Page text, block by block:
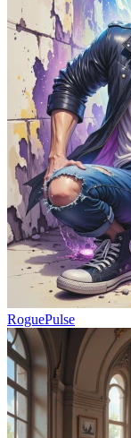
RoguePulse